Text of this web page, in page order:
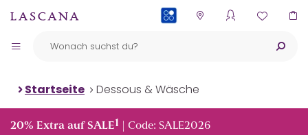
Startseite Dessous & Wäsche
20% Extra auf SALE1 | Code: SALE2026